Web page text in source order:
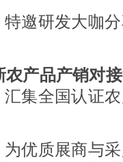
特邀研发大咖
农产品产销对
集全国认证
为优质展商与